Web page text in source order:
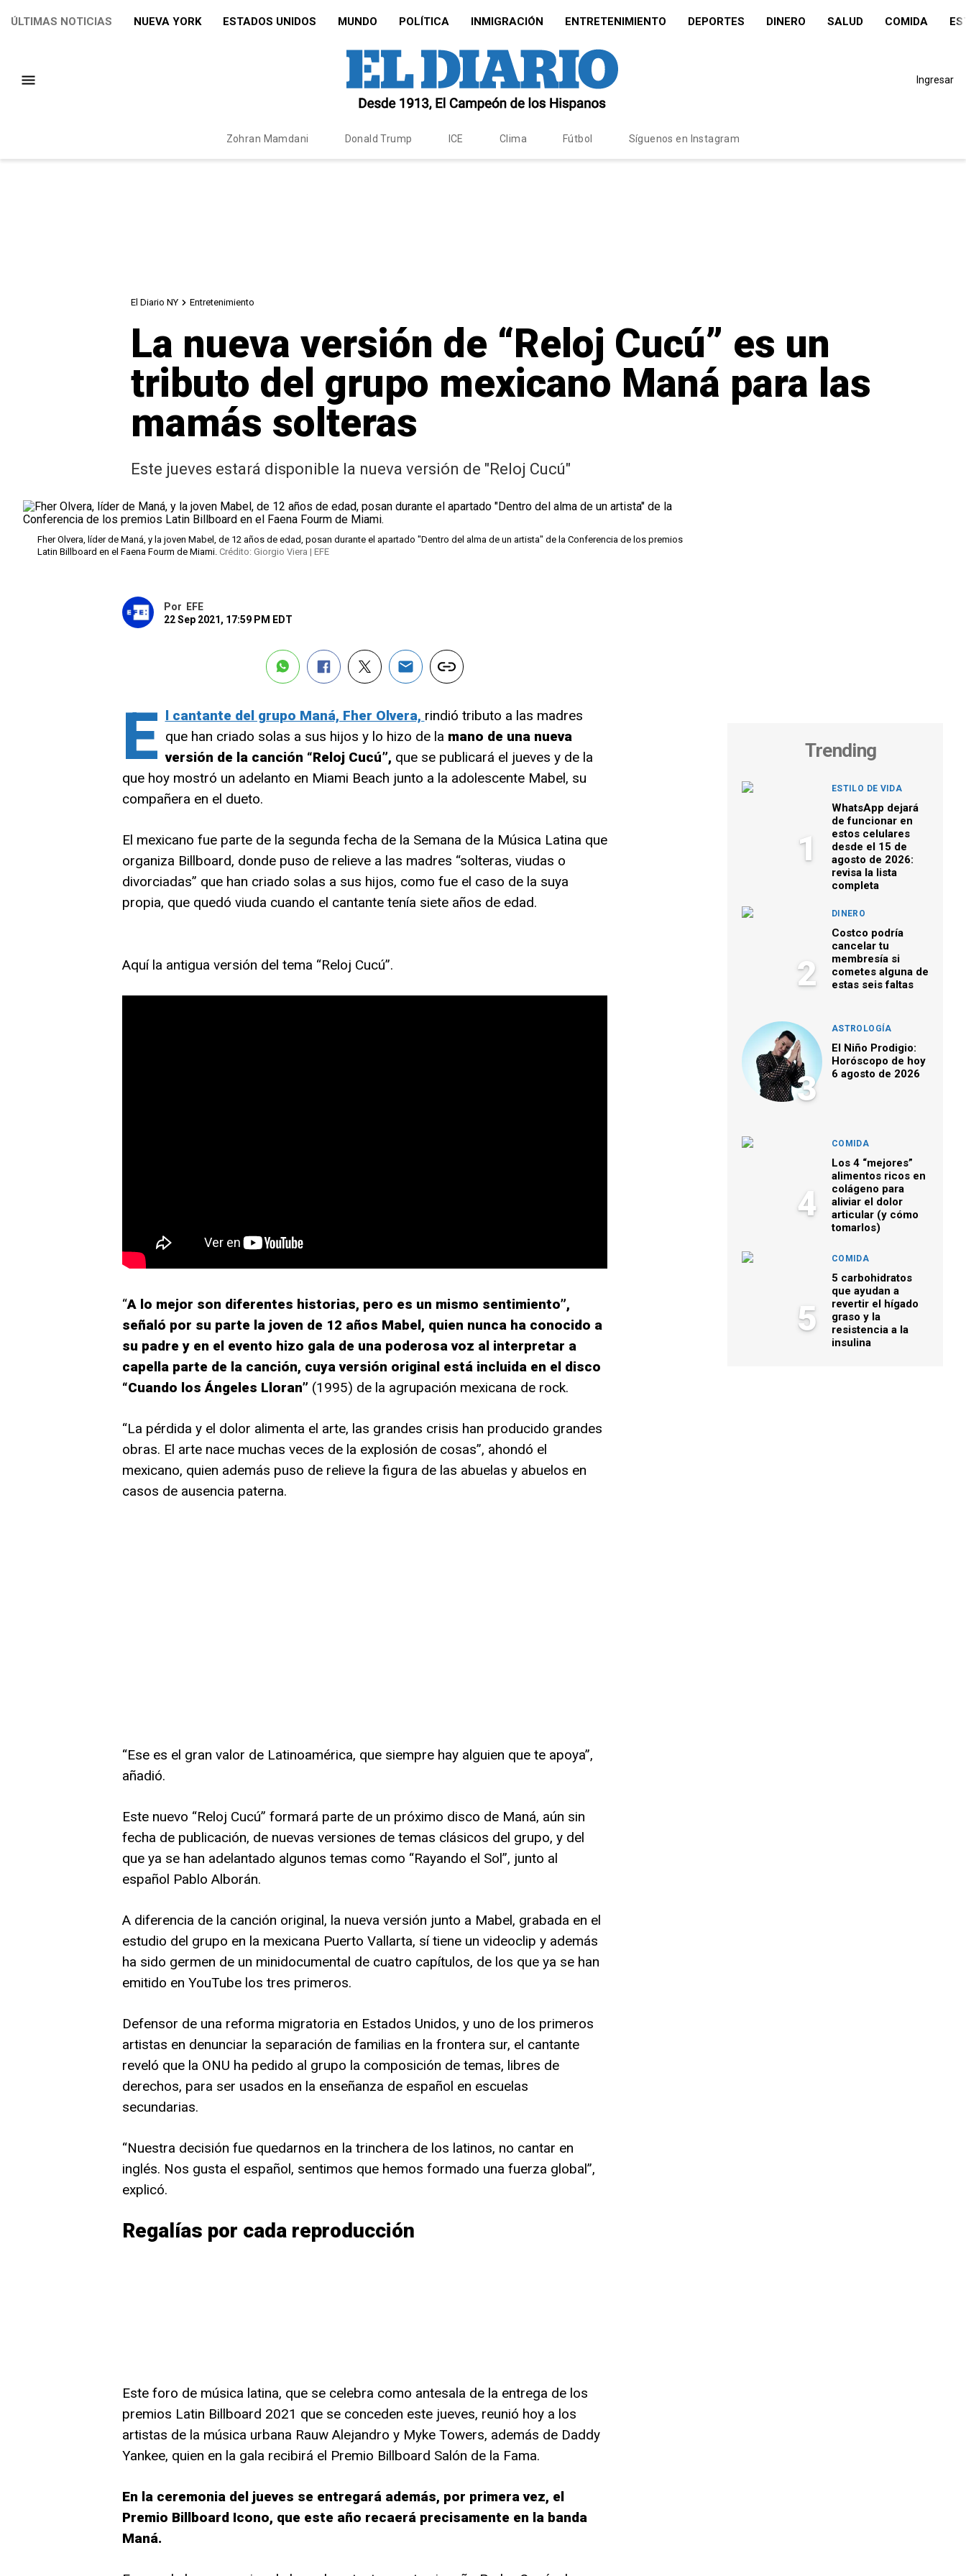
ÚLTIMAS NOTICIAS NUEVA YORK ESTADOS UNIDOS MUNDO POLÍTICA INMIGRACIÓN ENTRETENIMIENTO DEPORTES DINERO SALUD COMIDA
Ingresar
Zohran Mamdani Donald Trump ICE Clima Fútbol Síguenos en Instagram
El Diario NY Entretenimiento
La nueva versión de “Reloj Cucú” es un
tributo del grupo mexicano Maná para las
mamás solteras
Este jueves estará disponible la nueva versión de "Reloj Cucú"
Fher Olvera, líder de Maná, y la joven Mabel, de 12 años de edad, posan durante el apartado "Dentro del alma de un artista" de la Conferencia de los premios
Latin Billboard en el Faena Fourm de Miami. Crédito: Giorgio Viera | EFE
Por
EFE
22 Sep 2021, 17:59 PM EDT
E l cantante del grupo Maná, Fher Olvera, rindió tributo a las madres
que han criado solas a sus hijos y lo hizo de la mano de una nueva
versión de la canción “Reloj Cucú”, que se publicará el jueves y de la
que hoy mostró un adelanto en Miami Beach junto a la adolescente Mabel, su
compañera en el dueto.
El mexicano fue parte de la segunda fecha de la Semana de la Música Latina que
organiza Billboard, donde puso de relieve a las madres “solteras, viudas o
divorciadas” que han criado solas a sus hijos, como fue el caso de la suya
propia, que quedó viuda cuando el cantante tenía siete años de edad.
Aquí la antigua versión del tema “Reloj Cucú”.
“A lo mejor son diferentes historias, pero es un mismo sentimiento”,
señaló por su parte la joven de 12 años Mabel, quien nunca ha conocido a
su padre y en el evento hizo gala de una poderosa voz al interpretar a
capella parte de la canción, cuya versión original está incluida en el disco
“Cuando los Ángeles Lloran” (1995) de la agrupación mexicana de rock.
“La pérdida y el dolor alimenta el arte, las grandes crisis han producido grandes
obras. El arte nace muchas veces de la explosión de cosas”, ahondó el
mexicano, quien además puso de relieve la figura de las abuelas y abuelos en
casos de ausencia paterna.
“Ese es el gran valor de Latinoamérica, que siempre hay alguien que te apoya”,
añadió.
Este nuevo “Reloj Cucú” formará parte de un próximo disco de Maná, aún sin
fecha de publicación, de nuevas versiones de temas clásicos del grupo, y del
que ya se han adelantado algunos temas como “Rayando el Sol”, junto al
español Pablo Alborán.
A diferencia de la canción original, la nueva versión junto a Mabel, grabada en el
estudio del grupo en la mexicana Puerto Vallarta, sí tiene un videoclip y además
ha sido germen de un minidocumental de cuatro capítulos, de los que ya se han
emitido en YouTube los tres primeros.
Defensor de una reforma migratoria en Estados Unidos, y uno de los primeros
artistas en denunciar la separación de familias en la frontera sur, el cantante
reveló que la ONU ha pedido al grupo la composición de temas, libres de
derechos, para ser usados en la enseñanza de español en escuelas
secundarias.
“Nuestra decisión fue quedarnos en la trinchera de los latinos, no cantar en
inglés. Nos gusta el español, sentimos que hemos formado una fuerza global”,
explicó.
Regalías por cada reproducción
Este foro de música latina, que se celebra como antesala de la entrega de los
premios Latin Billboard 2021 que se conceden este jueves, reunió hoy a los
artistas de la música urbana Rauw Alejandro y Myke Towers, además de Daddy
Yankee, quien en la gala recibirá el Premio Billboard Salón de la Fama.
En la ceremonia del jueves se entregará además, por primera vez, el
Premio Billboard Icono, que este año recaerá precisamente en la banda
Maná.
Trending
1
ESTILO DE VIDA
WhatsApp dejará
de funcionar en
estos celulares
desde el 15 de
agosto de 2026:
revisa la lista
completa
2
DINERO
Costco podría
cancelar tu
membresía si
cometes alguna de
estas seis faltas
3
ASTROLOGÍA
El Niño Prodigio:
Horóscopo de hoy
6 agosto de 2026
4
COMIDA
Los 4 “mejores”
alimentos ricos en
colágeno para
aliviar el dolor
articular (y cómo
tomarlos)
5
COMIDA
5 carbohidratos
que ayudan a
revertir el hígado
graso y la
resistencia a la
insulina